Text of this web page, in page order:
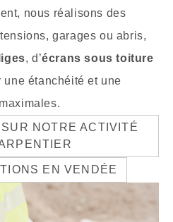
nous réalisons des
garages ou abris,
, d’écrans sous toiture
une étanchéité et une
NOTRE ACTIVITÉ
EN VENDÉE